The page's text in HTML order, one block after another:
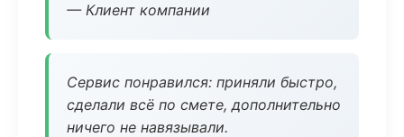
— Клиент компании
Сервис понравился: приняли быстро,
сделали всё по смете, дополнительно
ничего не навязывали.